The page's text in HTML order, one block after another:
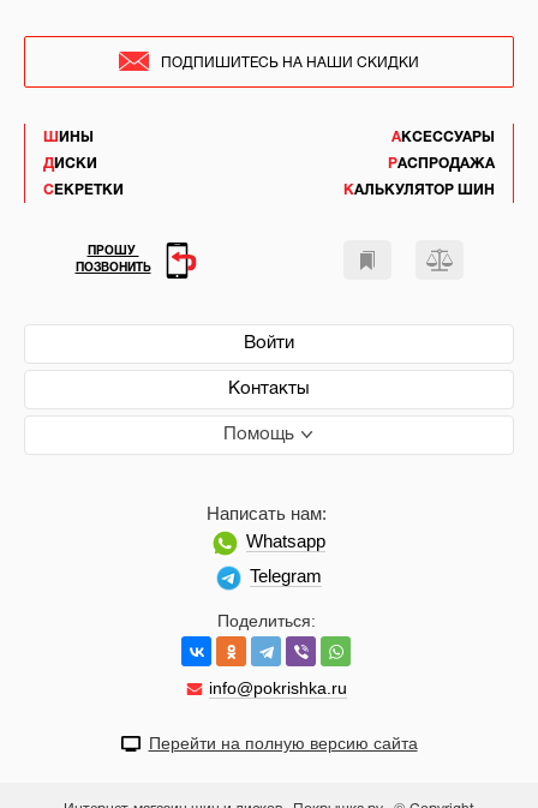
ШИНЫ
ДИСКИ
СЕКРЕТКИ
АКСЕССУАРЫ
РАСПРОДАЖА
КАЛЬКУЛЯТОР ШИН
Войти
Контакты
Помощь
Поделиться:
info@pokrishka.ru
Написать нам:
Whatsapp
Telegram
ПОДПИШИТЕСЬ НА НАШИ СКИДКИ
ПРОШУ
ПОЗВОНИТЬ
Перейти на полную версию сайта